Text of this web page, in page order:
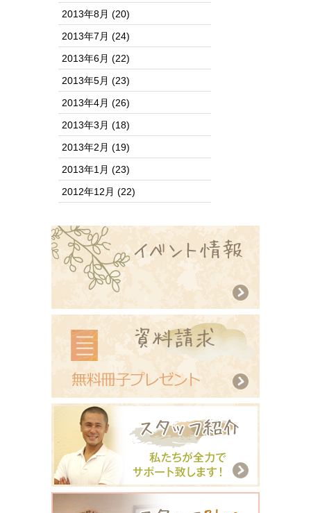
2013年8月 (20)
2013年7月 (24)
2013年6月 (22)
2013年5月 (23)
2013年4月 (26)
2013年3月 (18)
2013年2月 (19)
2013年1月 (23)
2012年12月 (22)